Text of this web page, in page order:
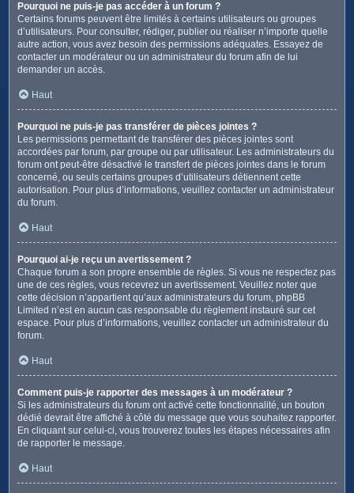
Pourquoi ne puis-je pas accéder à un forum ?
Certains forums peuvent être limités à certains utilisateurs ou groupes
d’utilisateurs. Pour consulter, rédiger, publier ou réaliser n’importe quelle
autre action, vous avez besoin des permissions adéquates. Essayez de
contacter un modérateur ou un administrateur du forum afin de lui
demander un accès.
Haut
Pourquoi ne puis-je pas transférer de pièces jointes ?
Les permissions permettant de transférer des pièces jointes sont
accordées par forum, par groupe ou par utilisateur. Les administrateurs du
forum ont peut-être désactivé le transfert de pièces jointes dans le forum
concerné, ou seuls certains groupes d’utilisateurs détiennent cette
autorisation. Pour plus d’informations, veuillez contacter un administrateur
du forum.
Haut
Pourquoi ai-je reçu un avertissement ?
Chaque forum a son propre ensemble de règles. Si vous ne respectez pas
une de ces règles, vous recevrez un avertissement. Veuillez noter que
cette décision n’appartient qu’aux administrateurs du forum, phpBB
Limited n’est en aucun cas responsable du règlement instauré sur cet
espace. Pour plus d’informations, veuillez contacter un administrateur du
forum.
Haut
Comment puis-je rapporter des messages à un modérateur ?
Si les administrateurs du forum ont activé cette fonctionnalité, un bouton
dédié devrait être affiché à côté du message que vous souhaitez rapporter.
En cliquant sur celui-ci, vous trouverez toutes les étapes nécessaires afin
de rapporter le message.
Haut